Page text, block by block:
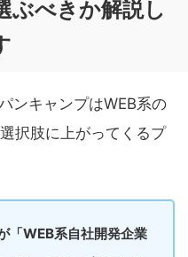
ぶべきか解説し
ンキャンプはWEB系の
択肢に上がってくるプ
「WEB系自社開発企業